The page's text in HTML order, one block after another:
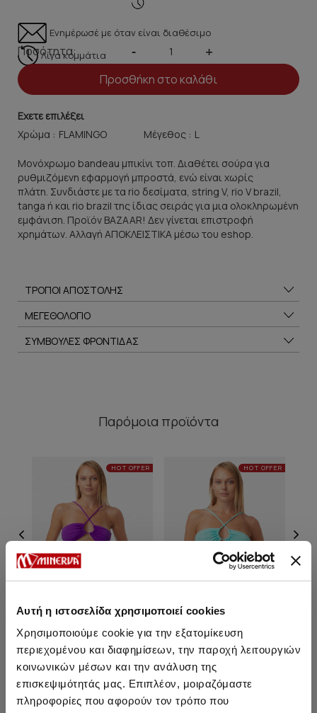
Αυτή η ιστοσελίδα χρησιμοποιεί cookies
Χρησιμοποιούμε cookie για την εξατομίκευση
περιεχομένου και διαφημίσεων, την παροχή λειτουργιών
κοινωνικών μέσων και την ανάλυση της
επισκεψιμότητάς μας. Επιπλέον, μοιραζόμαστε
πληροφορίες που αφορούν τον τρόπο που
Ενημέρωσέ με όταν είναι διαθέσιμο
Λίγα κομμάτια
Ποσότητα: - +
Προσθήκη στο καλάθι
Εχετε επιλέξει
Χρώμα :
Μέγεθος :
Μονόχρωμο bandeau μπικίνι τοπ. Διαθέτει σούρα για
ρυθμιζόμενη εφαρμογή μπροστά, ενώ είναι χωρίς
πλάτη. Συνδιάστε με τα rio δεσίματα, string V, rio V brazil,
tanga ή και rio brazil της ίδιας σειράς για μια ολοκληρωμένη
εμφάνιση. Προϊόν BAZAAR! Δεν γίνεται επιστροφή
χρημάτων. Αλλαγή ΑΠΟΚΛΕΙΣΤΙΚΑ μέσω του eshop.
ΤΡΟΠΟΙ ΑΠΟΣΤΟΛΗΣ
ΜΕΓΕΘΟΛΟΓΙΟ
ΣΥΜΒΟΥΛΕΣ ΦΡΟΝΤΙΔΑΣ
Παρόμοια προϊόντα
HOT OFFER
Nairobi String V - Bikini Σλιπ
5,05 €
HOT OFFER
Nairobi String V - Bikini Σλιπ
5,05 €